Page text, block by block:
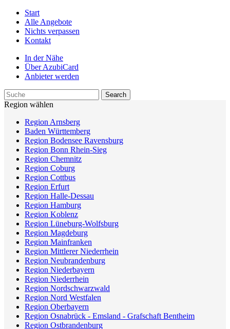
Start
Alle Angebote
Nichts verpassen
Kontakt
In der Nähe
Über AzubiCard
Anbieter werden
Region wählen
Region Arnsberg
Baden Württemberg
Region Bodensee Ravensburg
Region Bonn Rhein-Sieg
Region Chemnitz
Region Coburg
Region Cottbus
Region Erfurt
Region Halle-Dessau
Region Hamburg
Region Koblenz
Region Lüneburg-Wolfsburg
Region Magdeburg
Region Mainfranken
Region Mittlerer Niederrhein
Region Neubrandenburg
Region Niederbayern
Region Niederrhein
Region Nordschwarzwald
Region Nord Westfalen
Region Oberbayern
Region Osnabrück - Emsland - Grafschaft Bentheim
Region Ostbrandenburg